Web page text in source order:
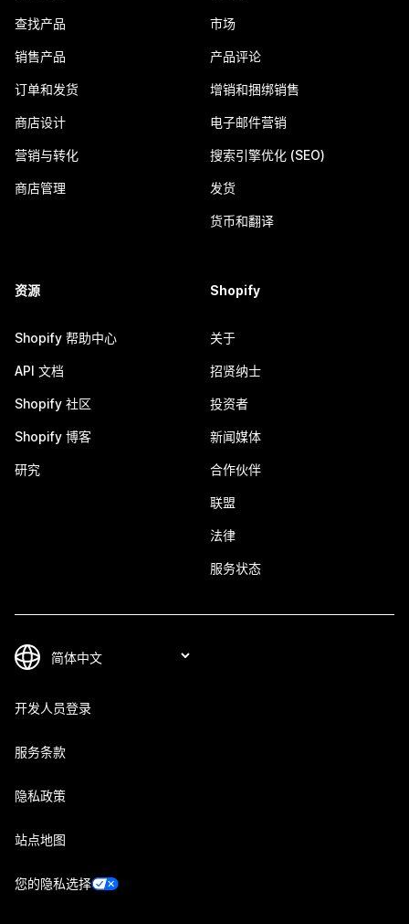
查找产品
销售产品
订单和发货
商店设计
营销与转化
商店管理
市场
产品评论
增销和捆绑销售
电子邮件营销
搜索引擎优化 (SEO)
发货
货币和翻译
资源
Shopify 帮助中心
API 文档
Shopify 社区
Shopify 博客
研究
Shopify
关于
招贤纳士
投资者
新闻媒体
合作伙伴
联盟
法律
服务状态
开发人员登录
服务条款
隐私政策
站点地图
您的隐私选择